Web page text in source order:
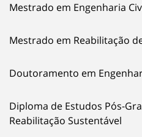
Mestrado em Engenharia
Mestrado em Reabilitação
Doutoramento em
Diploma de Estudos Pós-
Reabilitação Sustentável